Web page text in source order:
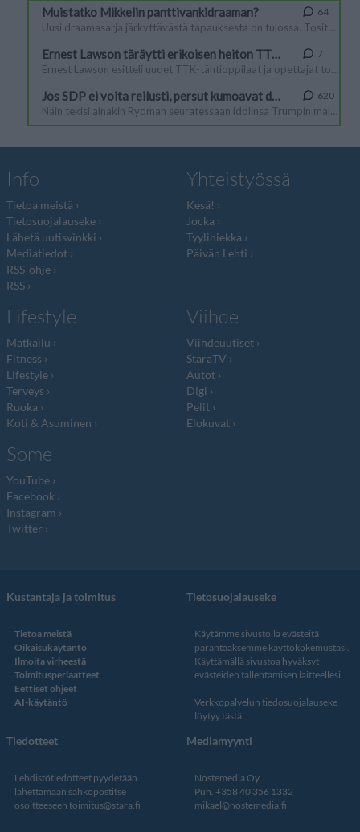
Info
Tietoa meistä
Tietosuojalauseke
Lähetä uutisvinkki
Mediatiedot
RSS-ohje
RSS
Yhteistyössä
Kesä!
Jocka
Tyyliniekka
Päivän Lehti
Lifestyle
Matkailu
Fitness
Lifestyle
Terveys
Ruoka
Koti & Asuminen
Viihde
Viihdeuutiset
StaraTV
Autot
Digi
Pelit
Elokuvat
Some
YouTube
Facebook
Instagram
Twitter
Kustantaja ja toimitus
Tietoa meistä
Oikaisukäytäntö
Ilmoita virheestä
Toimitusperiaatteet
Eettiset ohjeet
AI-käytäntö
Tietosuojalauseke
Käytämme sivustolla evästeitä
parantaaksemme käyttökokemustasi.
Käyttämällä sivustoa hyväksyt
evästeiden tallentamisen laitteellesi.
Verkkopalvelun tiedosuojalauseke
löytyy tästä.
Tiedotteet
Lehdistötiedotteet pyydetään
lähettämään sähköpostitse
osoitteeseen toimitus@stara.fi
Mediamyynti
Nostemedia Oy
Puh. +358 40 356 1332
mikael@nostemedia.fi